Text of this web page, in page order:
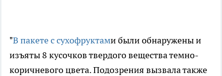
"В пакете с сухофруктами были обнаружены и
изъяты 8 кусочков твердого вещества темно-
коричневого цвета. Подозрения вызвала также